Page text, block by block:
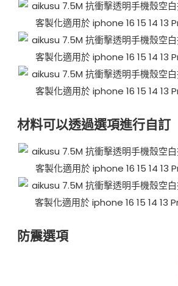
材料可以透過選項進行自訂
防震選項